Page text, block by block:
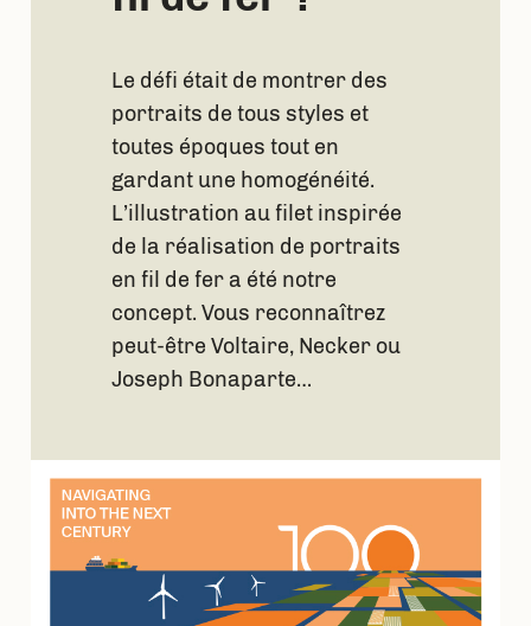
Le défi était de montrer des
portraits de tous styles et
toutes époques tout en
gardant une homogénéité.
L’illustration au filet inspirée
de la réalisation de portraits
en fil de fer a été notre
concept. Vous reconnaîtrez
peut-être Voltaire, Necker ou
Joseph Bonaparte…